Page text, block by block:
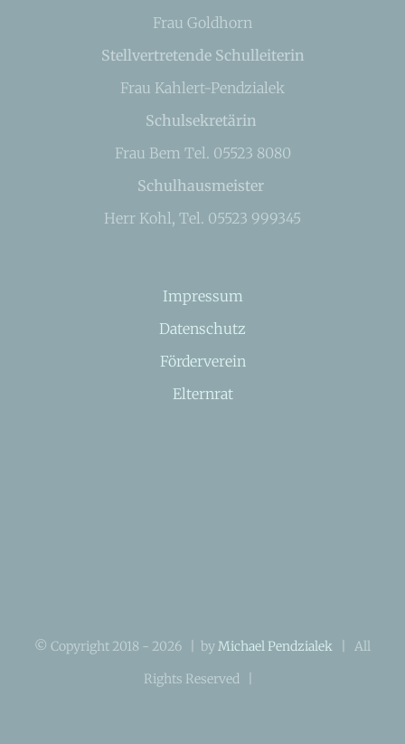
Frau Goldhorn
Stellvertretende Schulleiterin
Frau Kahlert-Pendzialek
Schulsekretärin
Frau Bem Tel. 05523 8080
Schulhausmeister
Herr Kohl, Tel. 05523 999345
Impressum
Datenschutz
Förderverein
Elternrat
© Copyright 2018 - 2026 | byMichael Pendzialek | All
Rights Reserved |